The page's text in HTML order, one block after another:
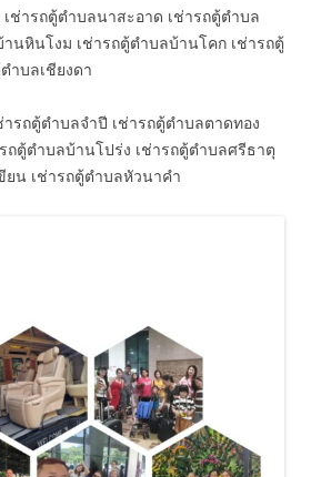
เช่ารถตู้ตำบลนาสะอาด เช่ารถตู้ตำบล
นหินโงม เช่ารถตู้ตำบลบ้านโคก เช่ารถตู้
ำบลเชียงดา
ารถตู้ตำบลจำปี เช่ารถตู้ตำบลตาดทอง
ถตู้ตำบลบ้านโปร่ง เช่ารถตู้ตำบลศรีธาตุ
ยน เช่ารถตู้ตำบลหัวนาคำ